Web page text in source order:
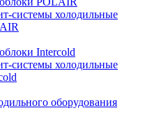
системы холодильные
Intercold
системы холодильные
оборудования